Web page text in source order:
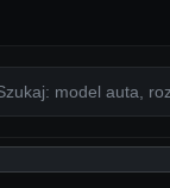
produktów